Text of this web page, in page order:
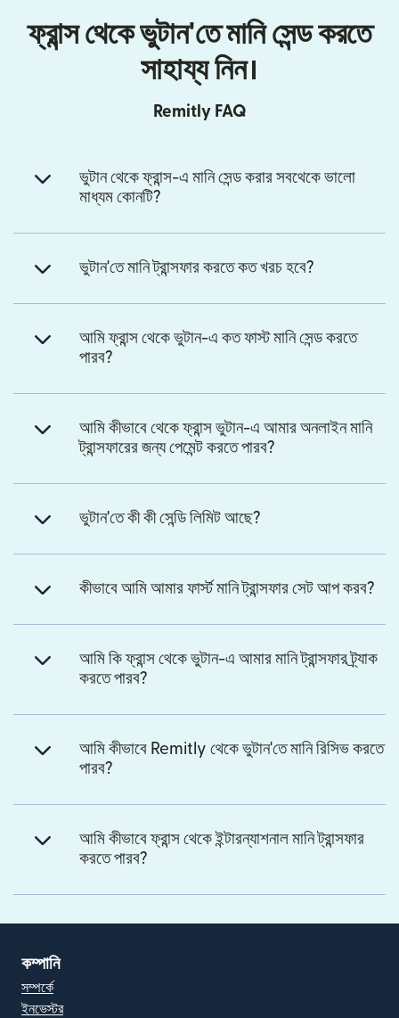
ফ্রান্স থেকে ভুটান'তে মানি সেন্ড করতে
সাহায্য নিন।
Remitly FAQ
ভুটান থেকে ফ্রান্স-এ মানি সেন্ড করার সবথেকে ভালো
মাধ্যম কোনটি?
ভুটান'তে মানি ট্রান্সফার করতে কত খরচ হবে?
আমি ফ্রান্স থেকে ভুটান-এ কত ফাস্ট মানি সেন্ড করতে
পারব?
আমি কীভাবে থেকে ফ্রান্স ভুটান-এ আমার অনলাইন মানি
ট্রান্সফারের জন্য পেমেন্ট করতে পারব?
ভুটান'তে কী কী সেন্ডি লিমিট আছে?
কীভাবে আমি আমার ফার্স্ট মানি ট্রান্সফার সেট আপ করব?
আমি কি ফ্রান্স থেকে ভুটান-এ আমার মানি ট্রান্সফার ট্র্যাক
করতে পারব?
আমি কীভাবে Remitly থেকে ভুটান'তে মানি রিসিভ করতে
পারব?
আমি কীভাবে ফ্রান্স থেকে ইন্টারন্যাশনাল মানি ট্রান্সফার
করতে পারব?
কম্পানি
সম্পর্কে
ইনভেস্টর